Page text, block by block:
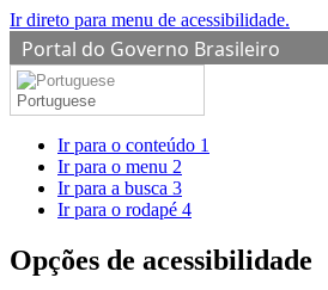
Ir direto para menu de acessibilidade.
Portal do Governo Brasileiro
Portuguese
Ir para o conteúdo 1
Ir para o menu 2
Ir para a busca 3
Ir para o rodapé 4
Opções de acessibilidade